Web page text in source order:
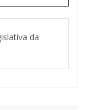
da